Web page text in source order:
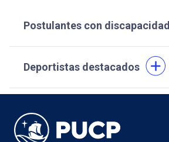
Postulantes con discapacidad
Deportistas destacados